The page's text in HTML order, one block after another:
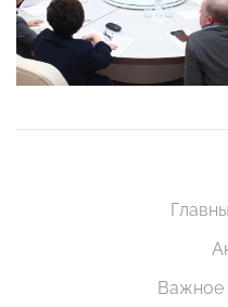
Важное